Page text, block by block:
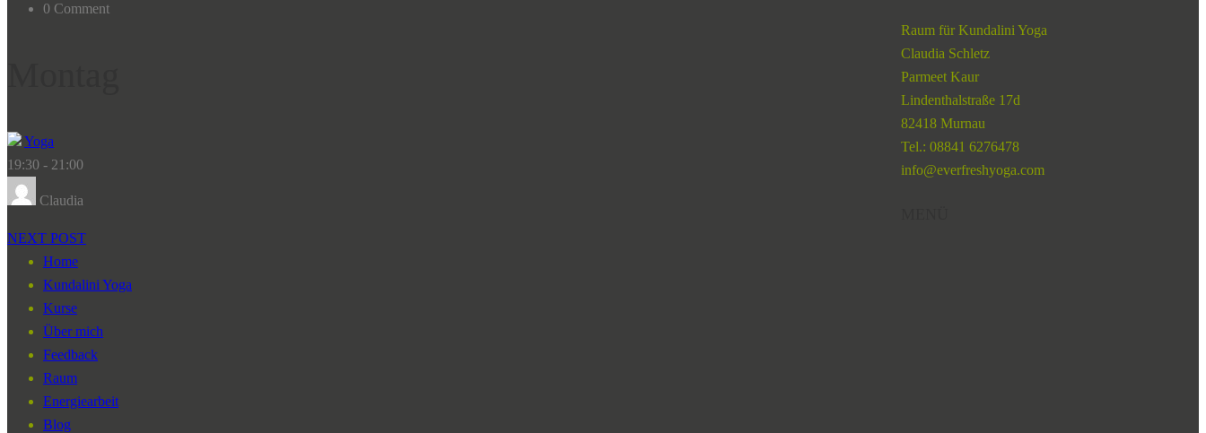
0 Comment
Yoga
19:30 - 21:00
Claudia
NEXT POST
Raum für Kundalini Yoga
Claudia Schletz
Parmeet Kaur
Lindenthalstraße 17d
82418 Murnau
Tel.: 08841 6276478
info@everfreshyoga.com
Home
Kundalini Yoga
Kurse
Über mich
Feedback
Raum
Energiearbeit
Blog